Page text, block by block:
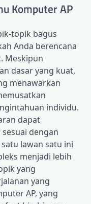
Komputer AP
topik bagus
Anda berencana
Meskipun
dasar yang kuat,
menawarkan
individu.
dapat
dengan
lawan satu ini
menjadi lebih
yang
yang
AP, yang